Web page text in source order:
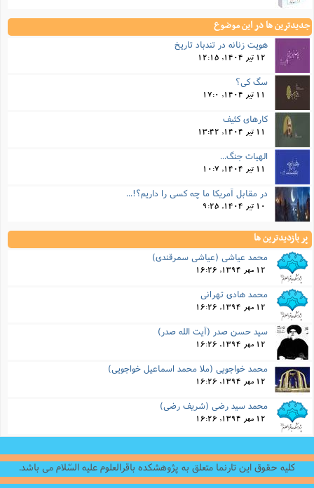
جدیدترین ها در این موضوع
هویت زنانه در تندباد تاریخ
12 تیر 1404, 12:15
سگ کی؟
11 تیر 1404, 17:0
کارهای کثیف
11 تیر 1404, 13:42
الهیات جنگ...
11 تیر 1404, 10:7
در مقابل آمریکا ما چه کسی را داریم؟!...
10 تیر 1404, 9:25
پر بازدیدترین ها
محمد عیاشی (عیاشی سمرقندی)
12 مهر 1394, 16:26
محمد هادی تهرانی
12 مهر 1394, 16:26
سید حسن صدر (آیت الله صدر)
12 مهر 1394, 16:26
محمد خواجویی (ملا محمد اسماعیل خواجویی)
12 مهر 1394, 16:26
محمد سید رضی (شریف رضى)
12 مهر 1394, 16:26
کلیه حقوق این تارنما متعلق به پژوهشکده باقرالعلوم علیه السّلام می باشد.